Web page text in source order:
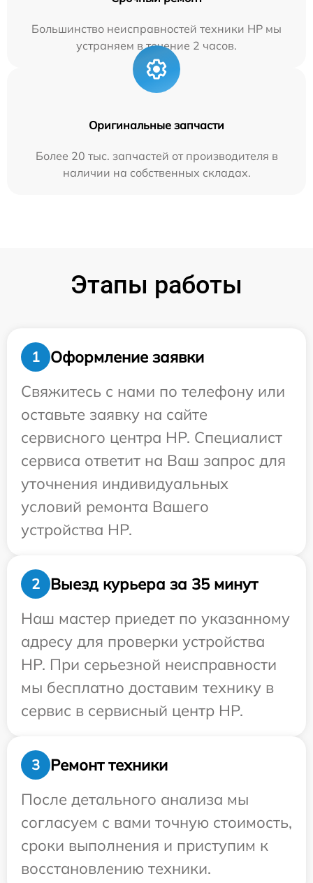
Большинство неисправностей техники HP мы
устраняем в течение 2 часов.
Оригинальные запчасти
Более 20 тыс. запчастей от производителя в
наличии на собственных складах.
Этапы работы
1
Оформление заявки
Свяжитесь с нами по телефону или
оставьте заявку на сайте
сервисного центра HP. Специалист
сервиса ответит на Ваш запрос для
уточнения индивидуальных
условий ремонта Вашего
устройства HP.
2
Выезд курьера за 35 минут
Наш мастер приедет по указанному
адресу для проверки устройства
HP. При серьезной неисправности
мы бесплатно доставим технику в
сервис в сервисный центр HP.
3
Ремонт техники
После детального анализа мы
согласуем с вами точную стоимость,
сроки выполнения и приступим к
восстановлению техники.